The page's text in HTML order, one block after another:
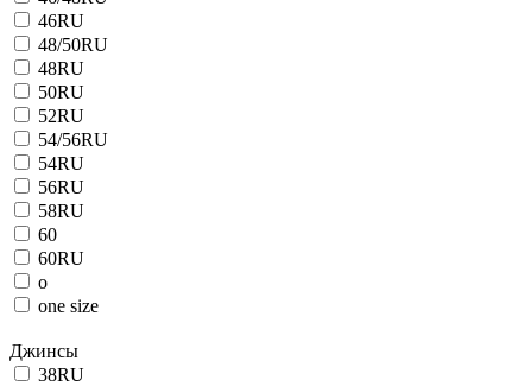
46RU
48/50RU
48RU
50RU
52RU
54/56RU
54RU
56RU
58RU
60
60RU
o
one size
Джинсы
38RU